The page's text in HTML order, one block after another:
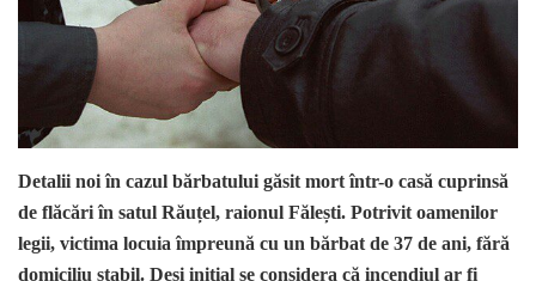
Detalii noi în cazul bărbatului găsit mort într-o casă cuprinsă
de flăcări în satul Răuțel, raionul Fălești. Potrivit oamenilor
legii, victima locuia împreună cu un bărbat de 37 de ani, fără
domiciliu stabil. Deși inițial se considera că incendiul ar fi